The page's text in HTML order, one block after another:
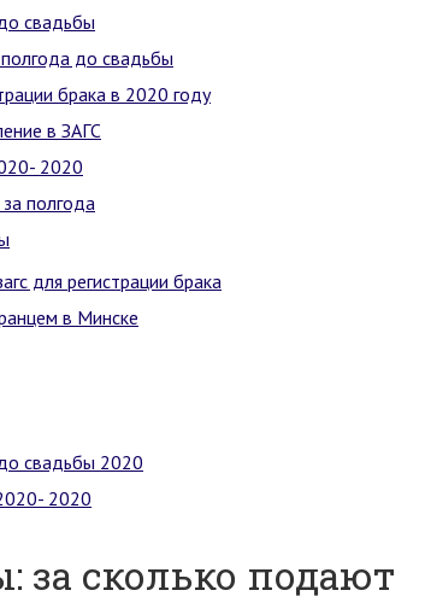
свадьбы
полгода до свадьбы
брака в 2020 году
в ЗАГС
2020
полгода
для регистрации брака
в Минске
свадьбы 2020
2020
за сколько подают